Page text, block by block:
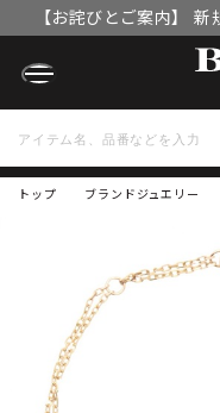
【お詫びとご案内】
OFFクーポ
トップ ブランドジュエリー